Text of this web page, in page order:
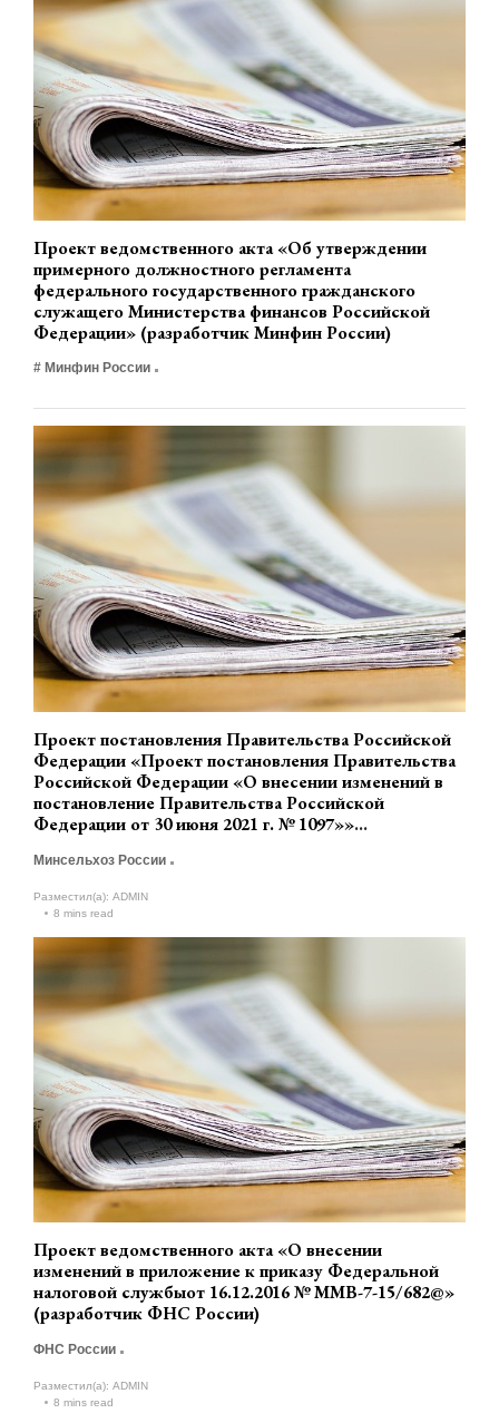
Проект ведомственного акта «Об утверждении
примерного должностного регламента
федерального государственного гражданского
служащего Министерства финансов Российской
Федерации» (разработчик Минфин России)
# Минфин России
Проект постановления Правительства Российской
Федерации «Проект постановления Правительства
Российской Федерации «О внесении изменений в
постановление Правительства Российской
Федерации от 30 июня 2021 г. № 1097»»
Минсельхоз России
Разместил(а): ADMIN
8 mins read
Проект ведомственного акта «О внесении
изменений в приложение к приказу Федеральной
налоговой службыот 16.12.2016 № ММВ-7-15/682@»
(разработчик ФНС России)
ФНС России
Разместил(а): ADMIN
8 mins read